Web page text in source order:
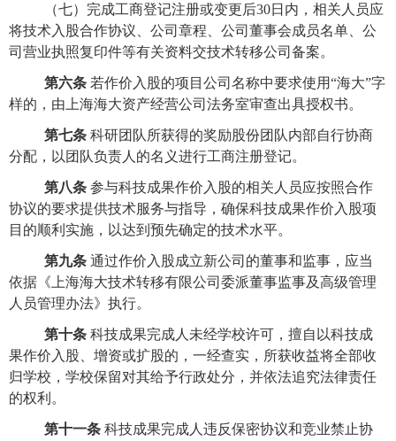
（七）完成工商登记注册或变更后30日内，相关人员应
将技术入股合作协议、公司章程、公司董事会成员名单、公
司营业执照复印件等有关资料交技术转移公司备案。
第六条 若作价入股的项目公司名称中要求使用“海大”字
样的，由上海海大资产经营公司法务室审查出具授权书。
第七条 科研团队所获得的奖励股份团队内部自行协商
分配，以团队负责人的名义进行工商注册登记。
第八条 参与科技成果作价入股的相关人员应按照合作
协议的要求提供技术服务与指导，确保科技成果作价入股项
目的顺利实施，以达到预先确定的技术水平。
第九条 通过作价入股成立新公司的董事和监事，应当
依据《上海海大技术转移有限公司委派董事监事及高级管理
人员管理办法》执行。
第十条 科技成果完成人未经学校许可，擅自以科技成
果作价入股、增资或扩股的，一经查实，所获收益将全部收
归学校，学校保留对其给予行政处分，并依法追究法律责任
的权利。
第十一条 科技成果完成人违反保密协议和竞业禁止协